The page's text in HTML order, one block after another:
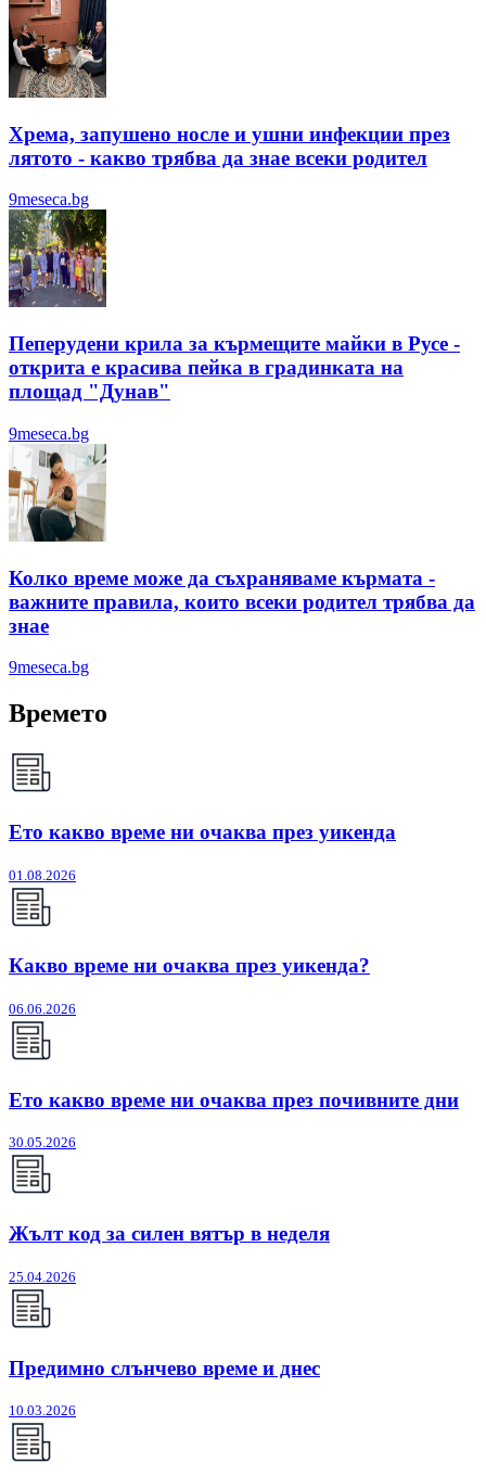
Хрема, запушено носле и ушни инфекции през
лятотo - какво трябва да знае всеки родител
9meseca.bg
Пеперудени крила за кърмещите майки в Русе -
открита е красива пейка в градинката на
площад "Дунав"
9meseca.bg
Колко време може да съхраняваме кърмата -
важните правила, които всеки родител трябва да
знае
9meseca.bg
Времето
Ето какво време ни очаква през уикенда
01.08.2026
Какво време ни очаква през уикенда?
06.06.2026
Ето какво време ни очаква през почивните дни
30.05.2026
Жълт код за силен вятър в неделя
25.04.2026
Предимно слънчево време и днес
10.03.2026